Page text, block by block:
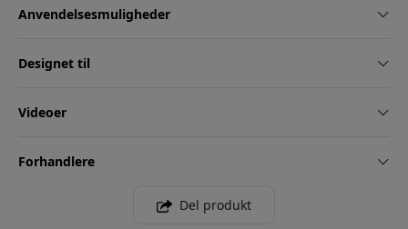
Anvendelsesmuligheder
Designet til
Videoer
Forhandlere
Del produkt